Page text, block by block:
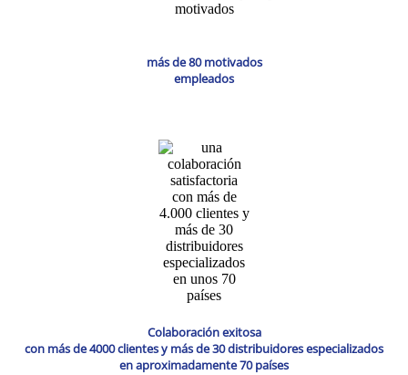
más de 80 motivados
empleados
Colaboración exitosa
con más de 4000 clientes y más de 30 distribuidores especializados
en aproximadamente 70 países